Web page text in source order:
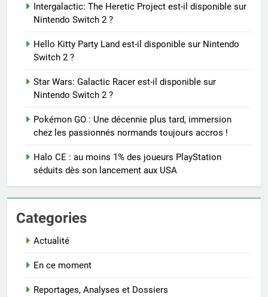
Intergalactic: The Heretic Project est-il disponible sur
Nintendo Switch 2 ?
Hello Kitty Party Land est-il disponible sur Nintendo
Switch 2 ?
Star Wars: Galactic Racer est-il disponible sur
Nintendo Switch 2 ?
Pokémon GO : Une décennie plus tard, immersion
chez les passionnés normands toujours accros !
Halo CE : au moins 1% des joueurs PlayStation
séduits dès son lancement aux USA
Categories
Actualité
En ce moment
Reportages, Analyses et Dossiers